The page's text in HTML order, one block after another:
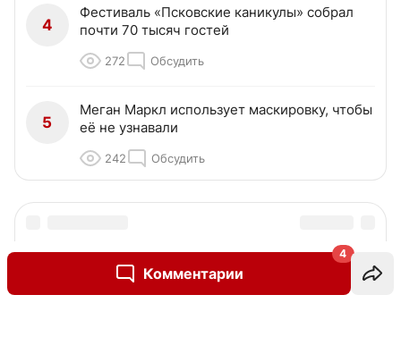
Комментарии
4
4
Фестиваль «Псковские каникулы» собрал
почти 70 тысяч гостей
272 Обсудить
5
Меган Маркл использует маскировку, чтобы
её не узнавали
242 Обсудить